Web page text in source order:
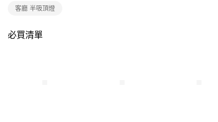
客戶支援中心」https://netprotections.freshdesk.com/support/home
１．透過由恩沛科技股份有限公司提供之「AFTEE先享後付」服務完成之交
客廳 半吸頂燈
必買清單